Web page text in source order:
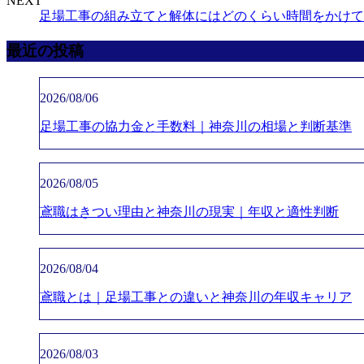
足場工事の組み立てと解体にはどのくらい時間をかけ
最近の投稿
2026/08/06
足場工事の協力金と手数料｜神奈川の相場と判断基準
2026/08/05
鳶職はきつい理由と神奈川の現実｜年収と適性判断
2026/08/04
鳶職とは｜足場工事との違いと神奈川の年収キャリア
2026/08/03